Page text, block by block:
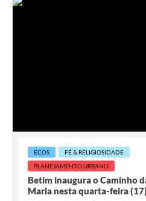
ECOS
FÉ & RELIGIOSIDADE
PLANEJAMENTO URBANO
Betim inaugura o Caminho
Maria nesta quarta-feira (17)